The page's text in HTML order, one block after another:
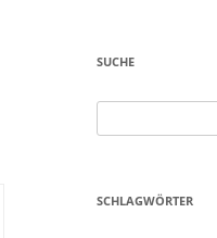
SUCHE
nach:
SCHLAGWÖRTER